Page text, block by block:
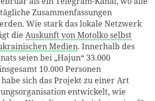
Zusammenfassungen
Wie stark das lokale Netzwerk
die Auskunft von Motolko selbst
Medien. Innerhalb des
seien bei „Hajun“ 33.000
10.000 Personen
habe sich das Projekt zu einer Art
entwickelt, wie